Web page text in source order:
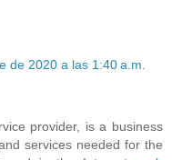
de 2020 a las 1:40 a.m.
provider, is a business
services needed for the